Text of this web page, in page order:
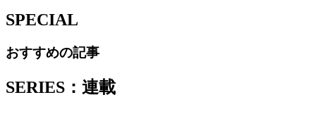
SPECIAL
おすすめの記事
SERIES：連載